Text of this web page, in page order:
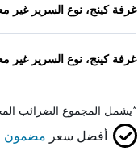
غرفة كينج، نوع السرير غير
غرفة كينج، نوع السرير غير
*يشمل المجموع الضرائب
أفضل سعر مضمون